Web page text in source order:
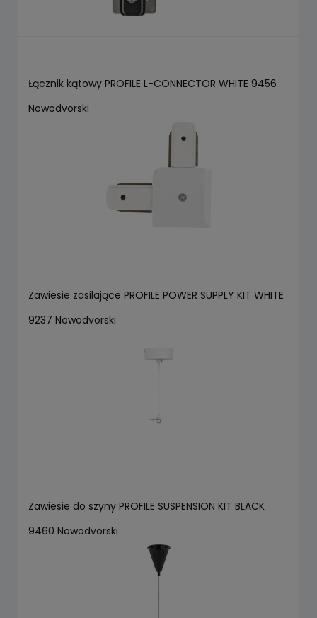
Łącznik kątowy PROFILE L-CONNECTOR WHITE 9456
Nowodvorski
Zawiesie zasilające PROFILE POWER SUPPLY KIT WHITE
9237 Nowodvorski
Zawiesie do szyny PROFILE SUSPENSION KIT BLACK
9460 Nowodvorski